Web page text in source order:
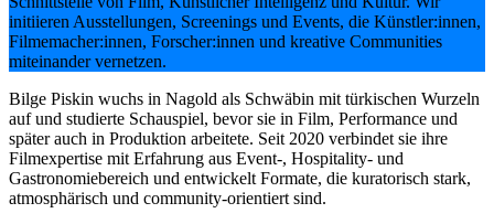
initiieren Ausstellungen, Screenings und Events, die Künstler:innen,
Filmemacher:innen, Forscher:innen und kreative Communities
miteinander vernetzen.
Bilge Piskin wuchs in Nagold als Schwäbin mit türkischen Wurzeln
auf und studierte Schauspiel, bevor sie in Film, Performance und
später auch in Produktion arbeitete. Seit 2020 verbindet sie ihre
Filmexpertise mit Erfahrung aus Event-, Hospitality- und
Gastronomiebereich und entwickelt Formate, die kuratorisch stark,
atmosphärisch und community-orientiert sind.